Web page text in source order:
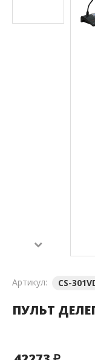
Артикул: CS-
ПУЛЬТ